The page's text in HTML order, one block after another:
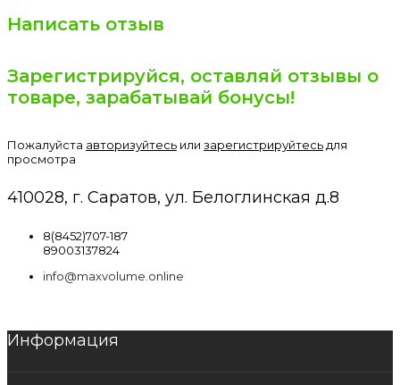
Написать отзыв
Зарегистрируйся, оставляй отзывы о
товаре, зарабатывай бонусы!
Пожалуйста авторизуйтесь или зарегистрируйтесь для
просмотра
410028, г. Саратов, ул. Белоглинская д.8
8(8452)707-187
89003137824
info@maxvolume.online
Информация